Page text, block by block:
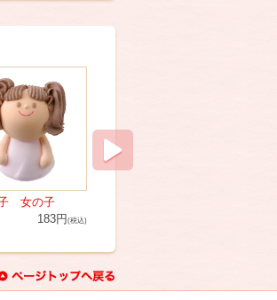
女の子
183円 (税込)